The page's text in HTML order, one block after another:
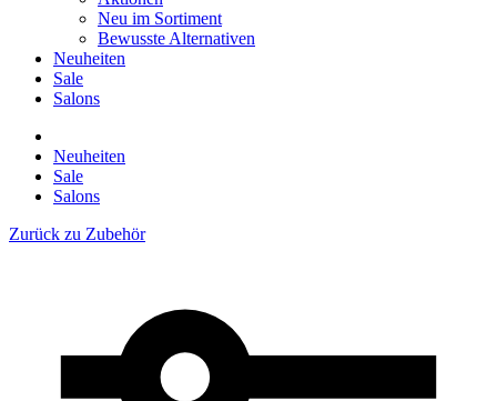
Neu im Sortiment
Bewusste Alternativen
Neuheiten
Sale
Salons
Neuheiten
Sale
Salons
Zurück zu Zubehör